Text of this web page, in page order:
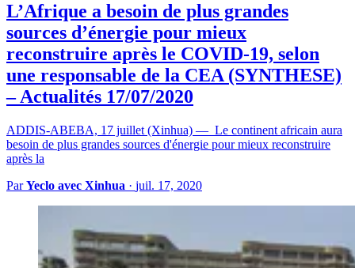
L’Afrique a besoin de plus grandes
sources d’énergie pour mieux
reconstruire après le COVID-19, selon
une responsable de la CEA (SYNTHESE)
– Actualités 17/07/2020
ADDIS-ABEBA, 17 juillet (Xinhua) — Le continent africain aura
besoin de plus grandes sources d'énergie pour mieux reconstruire
après la
ParYeclo avec Xinhua · juil. 17, 2020